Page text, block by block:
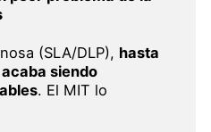
(SLA/DLP), hasta
siendo
. El MIT lo